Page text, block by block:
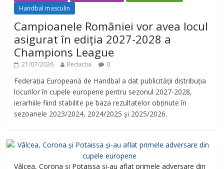
Handbal masculin
Campioanele României vor avea locul
asigurat în ediția 2027-2028 a
Champions League
21/07/2026 Redactia 0
Federația Europeană de Handbal a dat publicității distribuția
locurilor în cupele europene pentru sezonul 2027-2028,
ierarhiile fiind stabilite pe baza rezultatelor obținute în
sezoanele 2023/2024, 2024/2025 și 2025/2026.
Vâlcea, Corona și Potaissa și-au aflat primele adversare din